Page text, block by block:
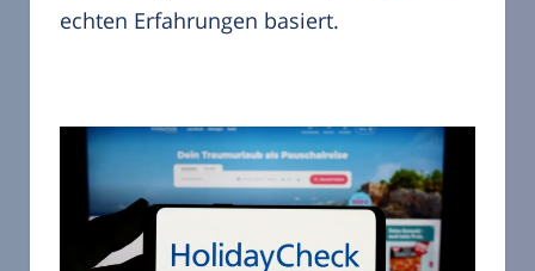
echten Erfahrungen basiert.